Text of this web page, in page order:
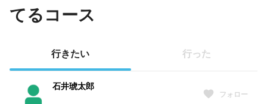
てるコース
行きたい 行った
石井琥太郎
フォロー